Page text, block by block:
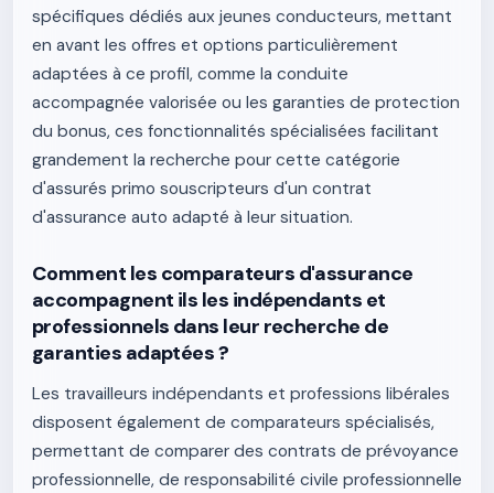
spécifiques dédiés aux jeunes conducteurs, mettant
en avant les offres et options particulièrement
adaptées à ce profil, comme la conduite
accompagnée valorisée ou les garanties de protection
du bonus, ces fonctionnalités spécialisées facilitant
grandement la recherche pour cette catégorie
d'assurés primo souscripteurs d'un contrat
d'assurance auto adapté à leur situation.
Comment les comparateurs d'assurance
accompagnent ils les indépendants et
professionnels dans leur recherche de
garanties adaptées ?
Les travailleurs indépendants et professions libérales
disposent également de comparateurs spécialisés,
permettant de comparer des contrats de prévoyance
professionnelle, de responsabilité civile professionnelle